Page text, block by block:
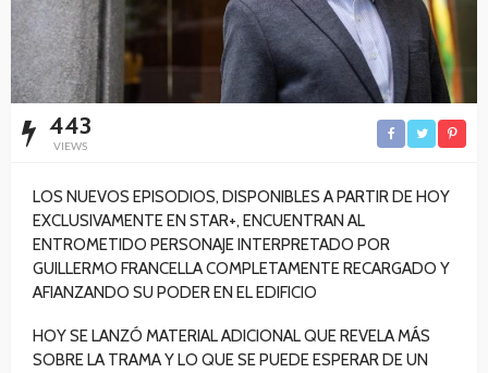
443
VIEWS
LOS NUEVOS EPISODIOS, DISPONIBLES A PARTIR DE HOY
EXCLUSIVAMENTE EN STAR+, ENCUENTRAN AL
ENTROMETIDO PERSONAJE INTERPRETADO POR
GUILLERMO FRANCELLA COMPLETAMENTE RECARGADO Y
AFIANZANDO SU PODER EN EL EDIFICIO
HOY SE LANZÓ MATERIAL ADICIONAL QUE REVELA MÁS
SOBRE LA TRAMA Y LO QUE SE PUEDE ESPERAR DE UN